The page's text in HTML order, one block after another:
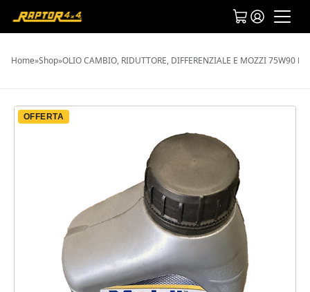
Home»Shop»OLIO CAMBIO, RIDUTTORE, DIFFERENZIALE E MOZZI 75W90
OFFERTA